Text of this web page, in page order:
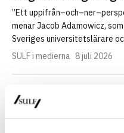
”Ett
menar Jacob Adamowicz,
Sveriges universitetslärare
SULF i medierna 8 juli 2026
Fullsatt
organisationsform